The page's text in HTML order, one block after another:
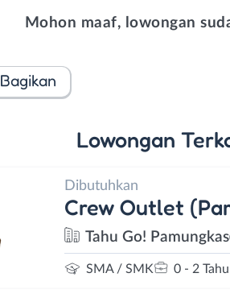
Mohon maaf, lowongan
Bagikan
Lowongan
Dibutuhkan
Crew Outlet
Tahu Go! Pamungkas
SMA / SMK 0 - 2